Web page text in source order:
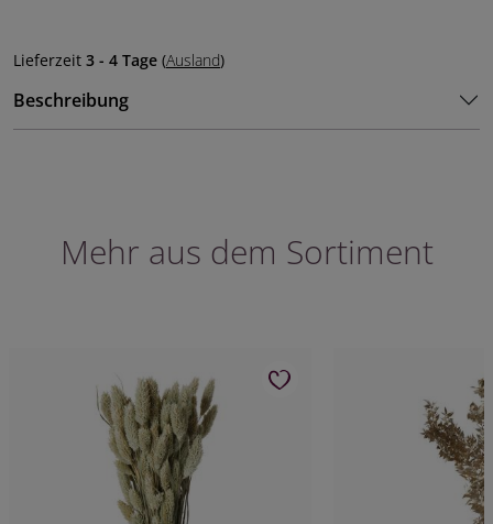
Lieferzeit 3 - 4 Tage (Ausland)
Beschreibung
Mehr aus dem Sortiment